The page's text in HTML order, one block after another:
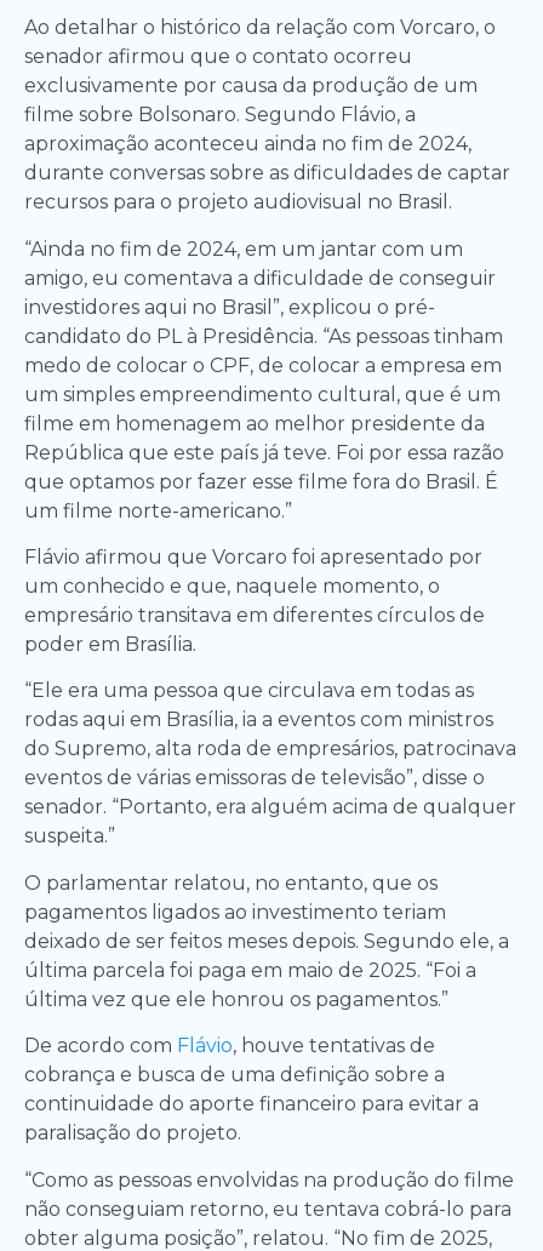
Ao detalhar o histórico da relação com Vorcaro, o
senador afirmou que o contato ocorreu
exclusivamente por causa da produção de um
filme sobre Bolsonaro. Segundo Flávio, a
aproximação aconteceu ainda no fim de 2024,
durante conversas sobre as dificuldades de captar
recursos para o projeto audiovisual no Brasil.
“Ainda no fim de 2024, em um jantar com um
amigo, eu comentava a dificuldade de conseguir
investidores aqui no Brasil”, explicou o pré-
candidato do PL à Presidência. “As pessoas tinham
medo de colocar o CPF, de colocar a empresa em
um simples empreendimento cultural, que é um
filme em homenagem ao melhor presidente da
República que este país já teve. Foi por essa razão
que optamos por fazer esse filme fora do Brasil. É
um filme norte-americano.”
Flávio afirmou que Vorcaro foi apresentado por
um conhecido e que, naquele momento, o
empresário transitava em diferentes círculos de
poder em Brasília.
“Ele era uma pessoa que circulava em todas as
rodas aqui em Brasília, ia a eventos com ministros
do Supremo, alta roda de empresários, patrocinava
eventos de várias emissoras de televisão”, disse o
senador. “Portanto, era alguém acima de qualquer
suspeita.”
O parlamentar relatou, no entanto, que os
pagamentos ligados ao investimento teriam
deixado de ser feitos meses depois. Segundo ele, a
última parcela foi paga em maio de 2025. “Foi a
última vez que ele honrou os pagamentos.”
De acordo com Flávio, houve tentativas de
cobrança e busca de uma definição sobre a
continuidade do aporte financeiro para evitar a
paralisação do projeto.
“Como as pessoas envolvidas na produção do filme
não conseguiam retorno, eu tentava cobrá-lo para
obter alguma posição”, relatou. “No fim de 2025,